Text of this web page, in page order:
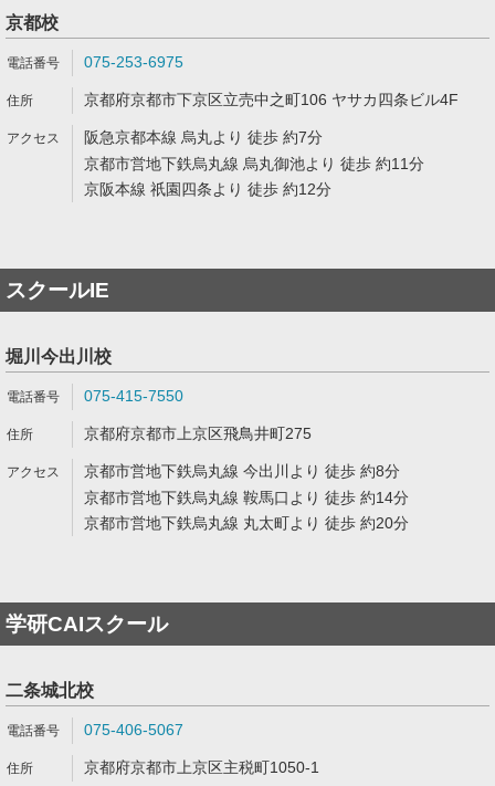
京都校
075-253-6975
京都府京都市下京区立売中之町106 ヤサカ四条ビル4F
阪急京都本線 烏丸より 徒歩 約7分
京都市営地下鉄烏丸線 烏丸御池より 徒歩 約11分
京阪本線 祇園四条より 徒歩 約12分
スクールIE
堀川今出川校
075-415-7550
京都府京都市上京区飛鳥井町275
京都市営地下鉄烏丸線 今出川より 徒歩 約8分
京都市営地下鉄烏丸線 鞍馬口より 徒歩 約14分
京都市営地下鉄烏丸線 丸太町より 徒歩 約20分
学研CAIスクール
二条城北校
075-406-5067
京都府京都市上京区主税町1050-1